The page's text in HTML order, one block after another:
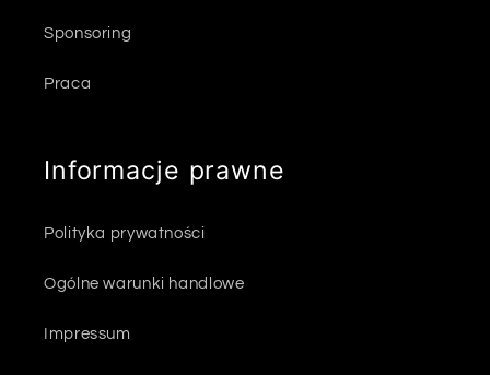
Sponsoring
Praca
Informacje prawne
Polityka prywatności
Ogólne warunki handlowe
Impressum